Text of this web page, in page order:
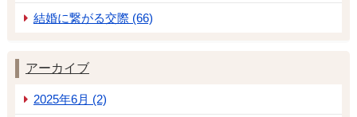
結婚に繋がる交際 (66)
アーカイブ
2025年6月 (2)